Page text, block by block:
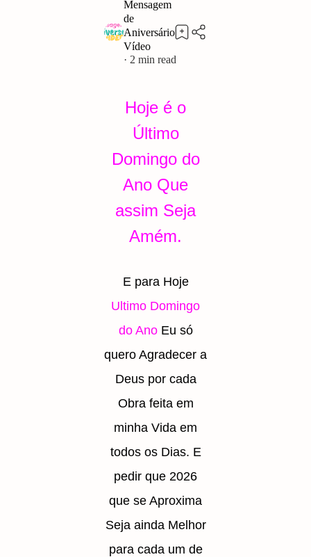
2
Hoje é o
Último
Domingo do
Ano Que
assim Seja
Amém.
E para Hoje
Ultimo Domingo
do AnoEu só
quero Agradecer a
Deus por cada
Obra feita em
minha Vida em
todos os Dias. E
pedir que 2026
que se Aproxima
Seja ainda Melhor
para cada um de